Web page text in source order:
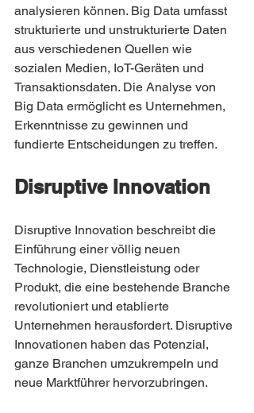
analysieren können. Big Data umfasst
strukturierte und unstrukturierte Daten
aus verschiedenen Quellen wie
sozialen Medien, IoT-Geräten und
Transaktionsdaten. Die Analyse von
Big Data ermöglicht es Unternehmen,
Erkenntnisse zu gewinnen und
fundierte Entscheidungen zu treffen.
Disruptive Innovation
Disruptive Innovation beschreibt die
Einführung einer völlig neuen
Technologie, Dienstleistung oder
Produkt, die eine bestehende Branche
revolutioniert und etablierte
Unternehmen herausfordert. Disruptive
Innovationen haben das Potenzial,
ganze Branchen umzukrempeln und
neue Marktführer hervorzubringen.